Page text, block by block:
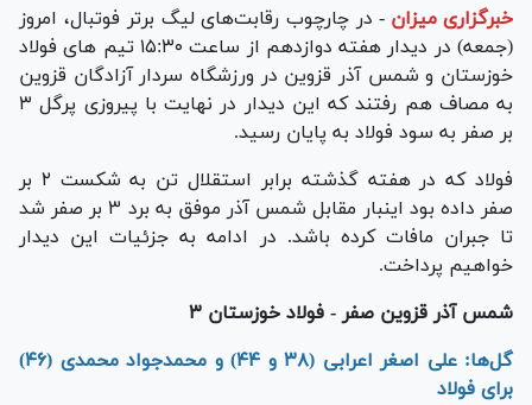
خبرگزاری میزان - در چارچوب رقابت‌های لیگ برتر فوتبال، امروز
(جمعه) در دیدار هفته دوازدهم از ساعت ۱۵:۳۰ تیم های فولاد
خوزستان و شمس آذر قزوین در ورزشگاه سردار آزادگان قزوین
به مصاف هم رفتند که این دیدار در نهایت با پیروزی پرگل ۳
بر صفر به سود فولاد به پایان رسید.
فولاد که در هفته گذشته برابر استقلال تن به شکست ۲ بر
صفر داده بود اینبار مقابل شمس آذر موفق به برد ۳ بر صفر شد
تا جبران مافات کرده باشد. در ادامه به جزئیات این دیدار
خواهیم پرداخت.
شمس آذر قزوین صفر - فولاد خوزستان ۳
گل‌ها: علی اصغر اعرابی (۳۸ و ۴۴) و محمدجواد محمدی (۴۶)
برای فولاد